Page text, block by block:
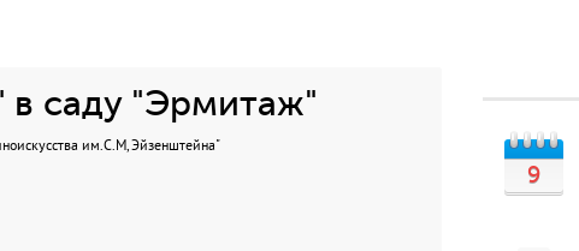
в саду "Эрмитаж"
им.С.М, Эйзенштейна"
9